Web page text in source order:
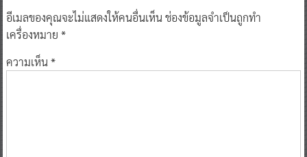
อีเมลของคุณจะไม่แสดงให้คนอื่นเห็นช่องข้อมูลจำเป็นถูกทำ
เครื่องหมาย *
ความเห็น*